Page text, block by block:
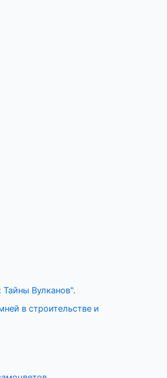
Вулканов".
в строительстве и